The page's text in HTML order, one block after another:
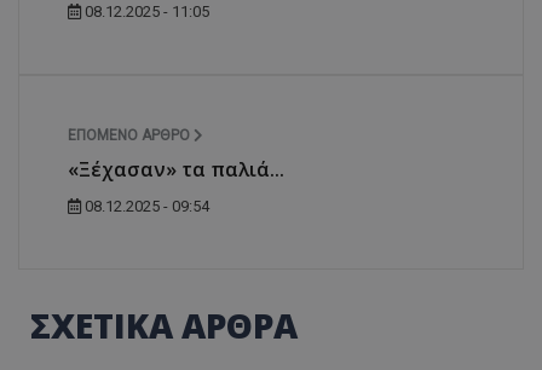
08.12.2025 - 11:05
ΕΠΌΜΕΝΟ ΆΡΘΡΟ
«Ξέχασαν» τα παλιά...
08.12.2025 - 09:54
ΣΧΕΤΙΚΑ ΑΡΘΡΑ